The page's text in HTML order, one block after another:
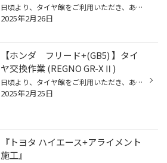
日頃より、タイヤ館をご利用いただき、ありがとうございます。 さて、当店と同じチェーン店の近隣タイヤ館店舗で作業いたしましたタイヤ交換作業をご紹介します。 （WEB掲載をご快諾いただきましたお客様！大変感謝しております。いつもご愛顧いただき誠にありがとうございます！！） おクルマ：フ...
2025年2月26日
【ホンダ フリード+(GB5) 】タイ
ヤ交換作業 (REGNO GR-XⅡ)
日頃より、タイヤ館をご利用いただき、ありがとうございます。 さて、当店と同じチェーン店の近隣タイヤ館店舗で作業いたしましたタイヤ交換作業をご紹介します。 （WEB掲載をご快諾いただきましたお客様！大変感謝しております。いつもご愛顧いただき誠にありがとうございます！！） おクルマ：ホ...
2025年2月25日
『トヨタ ハイエース+アライメント
施工』